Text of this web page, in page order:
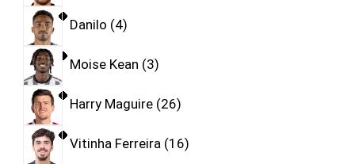
Danilo 4
Moise Kean 3
Harry Maguire 26
Vitinha Ferreira 16